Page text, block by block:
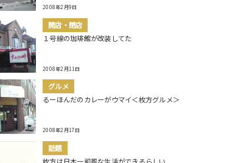
2008年2月9日
開店・閉店
１号線の珈琲館が改装してた
2008年2月11日
グルメ
るーほんだのカレーがウマイ＜枚方グルメ＞
2008年2月17日
話題